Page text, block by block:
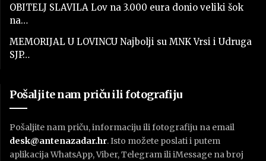
OBITELJ SLAVILA Lov na 3.000 eura donio veliki šok
na…
MEMORIJAL U LOVINCU Najbolji su MNK Vrsi i Udruga
SJP…
Pošaljite nam priču ili fotografiju
Pošaljite nam priču, informaciju ili fotografiju na email
desk@antenazadar.hr. Isto možete poslati i putem
aplikacija WhatsApp, Viber, Telegram ili iMessage na broj